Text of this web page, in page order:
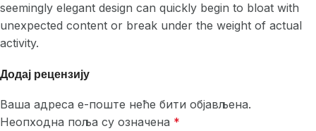
seemingly elegant design can quickly begin to bloat with
unexpected content or break under the weight of actual
activity.
Додај рецензију
Ваша адреса е-поште неће бити објављена.
Неопходна поља су означена *